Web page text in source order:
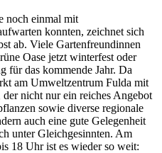
noch einmal mit
konnten, zeichnet sich
ab. Viele Gartenfreundinnen
Oase jetzt winterfest oder
für das kommende Jahr. Da
am Umweltzentrum Fulda mit
nicht nur ein reiches Angebot
sowie diverse regionale
auch eine gute Gelegenheit
unter Gleichgesinnten. Am
18 Uhr ist es wieder so weit: